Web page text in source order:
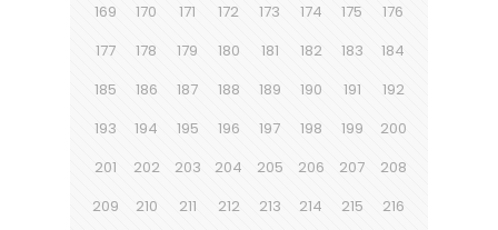
169
170 171 172 173 174 175
176
177
178 179 180 181 182 183
184
185
186 187 188 189 190 191
192
193
194 195 196 197 198 199
200
201
202 203 204 205 206 207
208
209
210 211 212 213 214 215
216